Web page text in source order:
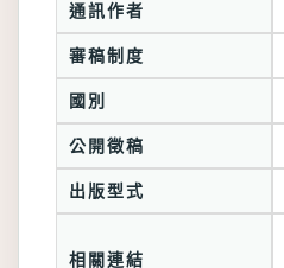
通訊作者
審稿制度
國別
公開徵稿
出版型式
相關連結